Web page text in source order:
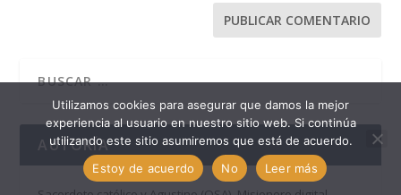
AUTORÍA
Utilizamos cookies para asegurar que damos la mejor
experiencia al usuario en nuestro sitio web. Si continúa
utilizando este sitio asumiremos que está de acuerdo.
Estoy de acuerdo
No Leer más